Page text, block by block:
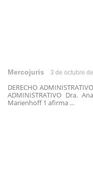
Mercojuris 3 de octubre
DERECHO
ADMINISTRATIVO Dra.
Marienhoff 1 afirma ...